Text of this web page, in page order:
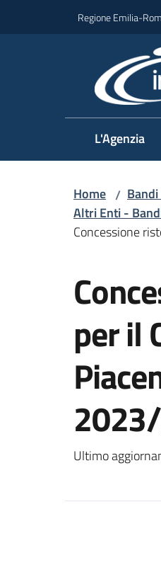
Regione Emilia-
L'Agenzia
Home /
Altri Enti -
Concessione
per il
Ultimo